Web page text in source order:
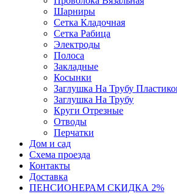
Шарниры
Сетка Кладочная
Сетка Рабица
Электроды
Полоса
Закладные
Косынки
Заглушка На Трубу
Заглушка На Трубу
Круги Отрезные
Отводы
Перчатки
Дом и сад
Схема проезда
Контакты
Доставка
ПЕНСИОНЕРАМ СКИДКА 2%